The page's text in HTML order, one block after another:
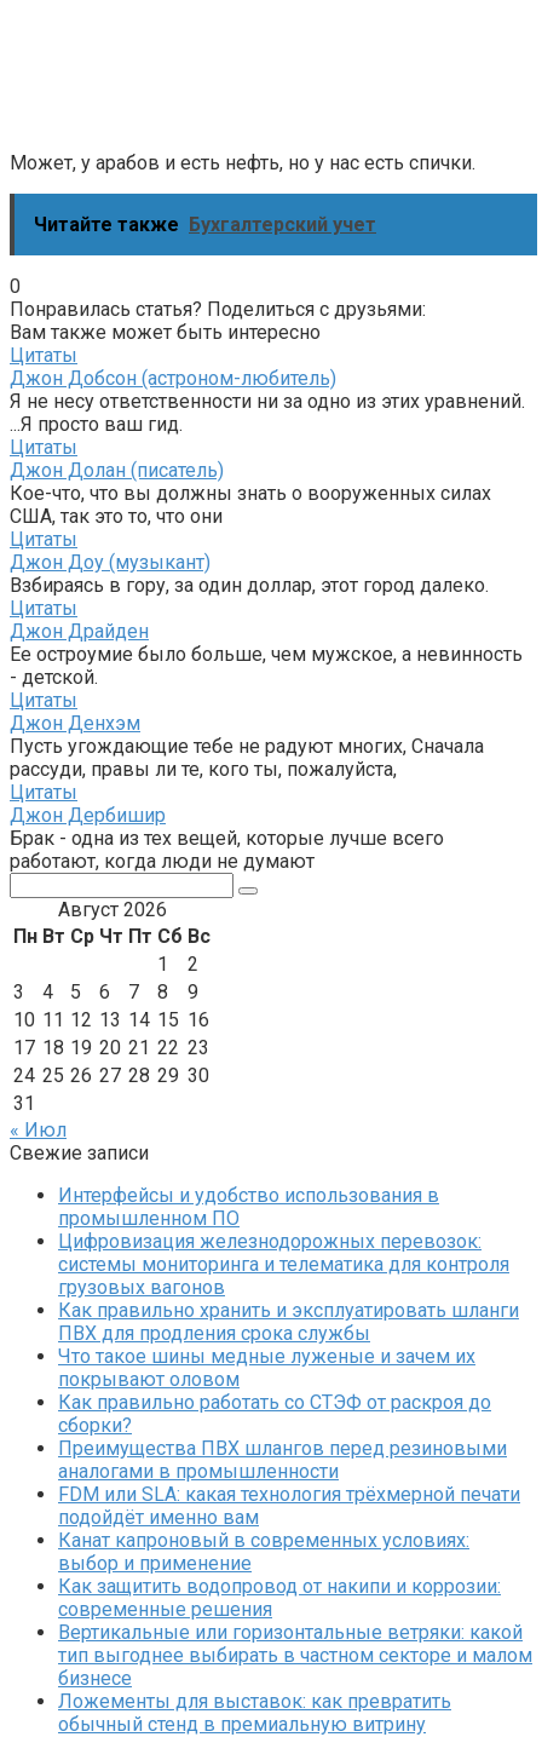
Может, у арабов и есть нефть, но у нас есть спички.
Читайте также Бухгалтерский учет
0
Понравилась статья? Поделиться с друзьями:
Вам также может быть интересно
Цитаты
Джон Добсон (астроном-любитель)
Я не несу ответственности ни за одно из этих уравнений.
...Я просто ваш гид.
Цитаты
Джон Долан (писатель)
Кое-что, что вы должны знать о вооруженных силах
США, так это то, что они
Цитаты
Джон Доу (музыкант)
Взбираясь в гору, за один доллар, этот город далеко.
Цитаты
Джон Драйден
Ее остроумие было больше, чем мужское, а невинность
- детской.
Цитаты
Джон Денхэм
Пусть угождающие тебе не радуют многих, Сначала
рассуди, правы ли те, кого ты, пожалуйста,
Цитаты
Джон Дербишир
Брак - одна из тех вещей, которые лучше всего
работают, когда люди не думают
Август 2026
Пн Вт Ср Чт Пт Сб Вс
1
2
3
4 5 6 7 8
9
10 11 12 13 14 15 16
17 18 19 20 21 22 23
24 25 26 27 28 29 30
31
« Июл
Свежие записи
Интерфейсы и удобство использования в
промышленном ПО
Цифровизация железнодорожных перевозок:
системы мониторинга и телематика для контроля
грузовых вагонов
Как правильно хранить и эксплуатировать шланги
ПВХ для продления срока службы
Что такое шины медные луженые и зачем их
покрывают оловом
Как правильно работать со СТЭФ от раскроя до
сборки?
Преимущества ПВХ шлангов перед резиновыми
аналогами в промышленности
FDM или SLA: какая технология трёхмерной печати
подойдёт именно вам
Канат капроновый в современных условиях:
выбор и применение
Как защитить водопровод от накипи и коррозии:
современные решения
Вертикальные или горизонтальные ветряки: какой
тип выгоднее выбирать в частном секторе и малом
бизнесе
Ложементы для выставок: как превратить
обычный стенд в премиальную витрину